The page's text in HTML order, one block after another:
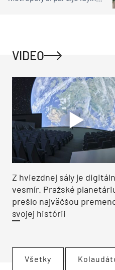
VIDEO
Z hviezdnej sály je
vesmír. Pražské
prešlo najväčšou
svojej histórii
Všetky